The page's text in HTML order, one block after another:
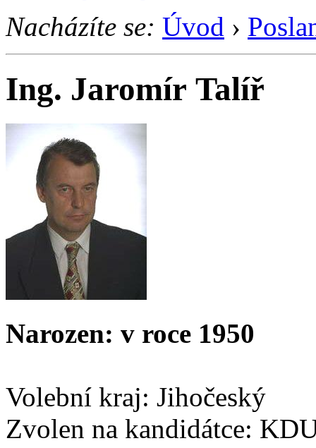
Nacházíte se: Úvod ›
Ing. Jaromír Talíř
Narozen: v roce 1950
Volební kraj: Jihočeský
Zvolen na kandidátce: